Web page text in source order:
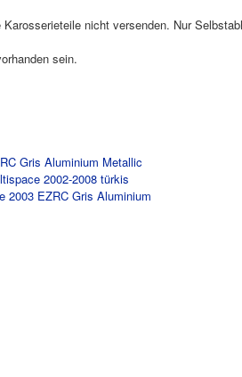
nicht versenden. Nur
sein.
Gris Aluminium Metallic
2002-2008 türkis
2003 EZRC Gris Aluminium